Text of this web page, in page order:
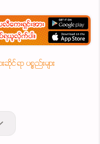
ရာ ပစ္စည်းများ